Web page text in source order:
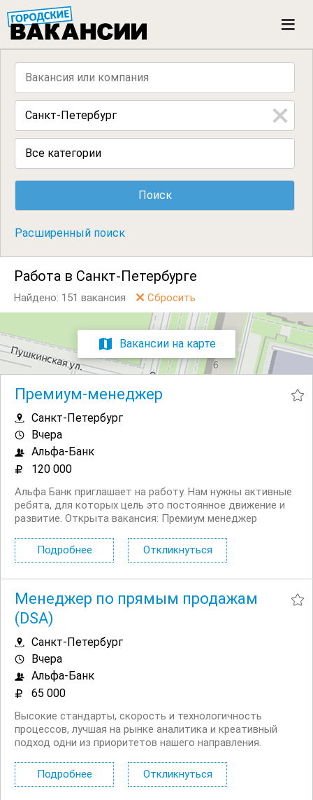
n
Все категории
Расширенный поиск
Работа в Санкт-Петербурге
Найдено: 151 вакансия Сбросить
Вакансии на карте
Премиум-менеджер
Санкт-Петербург
Вчера
Альфа-Банк
120 000
Альфа Банк приглашает на работу. Нам нужны активные
ребята, для которых цель это постоянное движение и
развитие. Открыта вакансия: Премиум менеджер
клиентами лично и по телефону. Чем предстоит
заниматься: Привлекать новых...
Подробнее Откликнуться
Менеджер по прямым продажам
(DSA)
Санкт-Петербург
Вчера
Альфа-Банк
65 000
Высокие стандарты, скорость и технологичность
процессов, лучшая на рынке аналитика и креативный
подход одни из приоритетов нашего направления.
ищем талантливых ребят, которые не боятся
ответственности, умеют решать задачи сообща и
Подробнее Откликнуться